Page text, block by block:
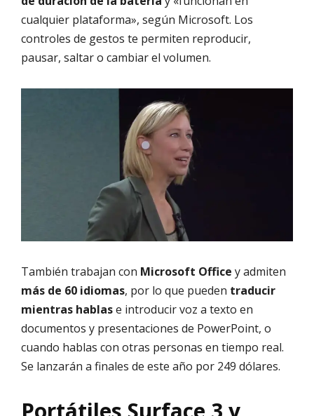
cualquier plataforma», según Microsoft. Los
controles de gestos te permiten reproducir,
pausar, saltar o cambiar el volumen.
También trabajan con Microsoft Office y admiten
más de 60 idiomas, por lo que pueden traducir
mientras hablase introducir voz a texto en
documentos y presentaciones de PowerPoint, o
cuando hablas con otras personas en tiempo real.
Se lanzarán a finales de este año por 249 dólares.